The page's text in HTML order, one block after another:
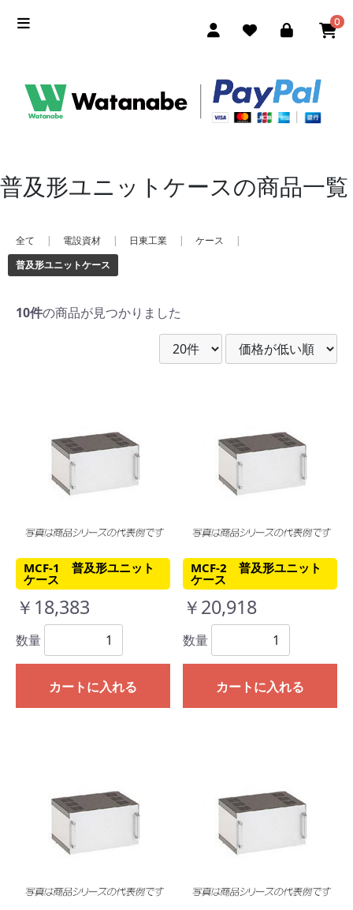
0
普及形ユニットケースの商品一覧
全て | 電設資材 | 日東工業 | ケース
|
普及形ユニットケース
10件の商品が見つかりました
MCF-1 普及形ユニット
ケース
￥18,383
数量
カートに入れる
MCF-2 普及形ユニット
ケース
￥20,918
数量
カートに入れる